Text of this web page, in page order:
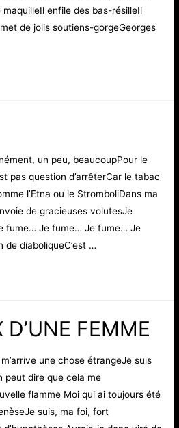
enfile des bas-résilleIl
de jolis soutiens-gorgeGeorges
un peu, beaucoupPour le
pas question d’arrêterCar le tabac
l’Etna ou le StromboliDans ma
de gracieuses volutesJe
fume… Je fume… Je fume… Je
de diaboliqueC’est …
FEMME
une chose étrangeJe suis
peut dire que cela me
flamme Moi qui ai toujours été
suis, ma foi, fort